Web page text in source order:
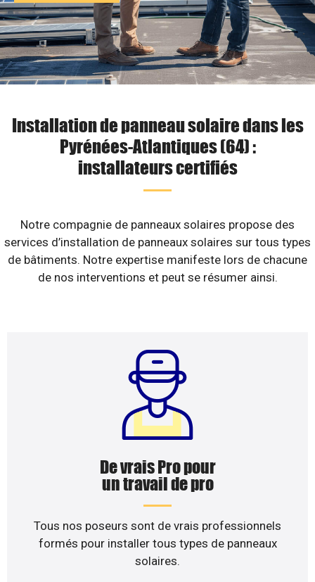
Installation de panneau solaire dans les
Pyrénées-Atlantiques (64) :
installateurs certifiés
Notre compagnie de panneaux solaires propose des
services d’installation de panneaux solaires sur tous types
de bâtiments. Notre expertise manifeste lors de chacune
de nos interventions et peut se résumer ainsi.
De vrais Pro pour
un travail de pro
Tous nos poseurs sont de vrais professionnels
formés pour installer tous types de panneaux
solaires.